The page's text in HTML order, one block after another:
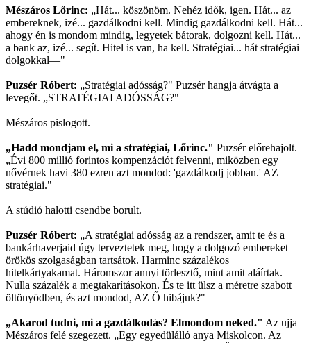
Mészáros Lőrinc: „Hát... köszönöm. Nehéz idők, igen. Hát... az
embereknek, izé... gazdálkodni kell. Mindig gazdálkodni kell. Hát...
ahogy én is mondom mindig, legyetek bátorak, dolgozni kell. Hát...
a bank az, izé... segít. Hitel is van, ha kell. Stratégiai... hát stratégiai
dolgokkal—"
Puzsér Róbert: „Stratégiai adósság?" Puzsér hangja átvágta a
levegőt. „STRATÉGIAI ADÓSSÁG?"
Mészáros pislogott.
„Hadd mondjam el, mi a stratégiai, Lőrinc." Puzsér előrehajolt.
„Évi 800 millió forintos kompenzációt felvenni, miközben egy
nővérnek havi 380 ezren azt mondod: 'gazdálkodj jobban.' AZ
stratégiai."
A stúdió halotti csendbe borult.
Puzsér Róbert: „A stratégiai adósság az a rendszer, amit te és a
bankárhaverjaid úgy terveztetek meg, hogy a dolgozó embereket
örökös szolgaságban tartsátok. Harminc százalékos
hitelkártyakamat. Háromszor annyi törlesztő, mint amit aláírtak.
Nulla százalék a megtakarításokon. És te itt ülsz a méretre szabott
öltönyödben, és azt mondod, AZ Ő hibájuk?"
„Akarod tudni, mi a gazdálkodás? Elmondom neked." Az ujja
Mészáros felé szegezett. „Egy egyedülálló anya Miskolcon. Az